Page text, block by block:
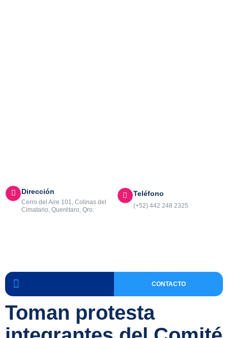
Dirección
Cerro del Aire 101, Colinas del
Cimatario, Querétaro, Qro.
Teléfono
(+52) 442 248 2325
CONTACTO
Toman protesta